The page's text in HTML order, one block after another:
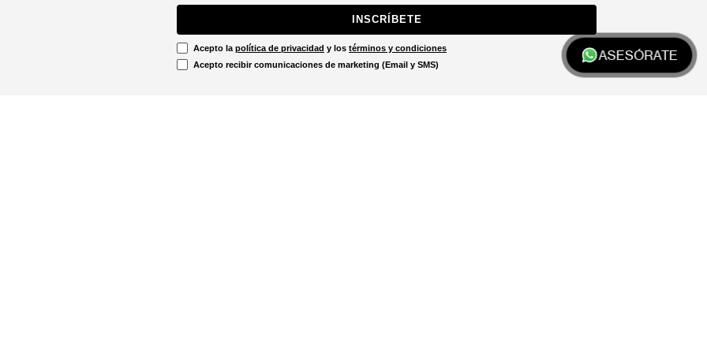
ASESÓRATE
INSCRÍBETE
Acepto la política de privacidad y los términos y condiciones
Acepto recibir comunicaciones de marketing (Email y SMS)